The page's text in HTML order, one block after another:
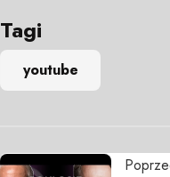
Tagi
youtube